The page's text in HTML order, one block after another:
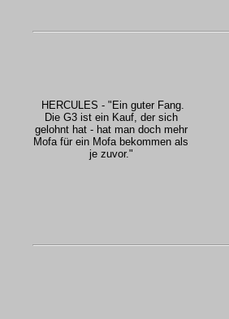
HERCULES - "Ein guter Fang.
Die G3 ist ein Kauf, der sich
gelohnt hat - hat man doch mehr
Mofa für ein Mofa bekommen als
je zuvor."